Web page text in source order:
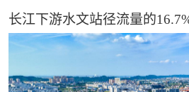
长江下游水文站径流量的16.7%